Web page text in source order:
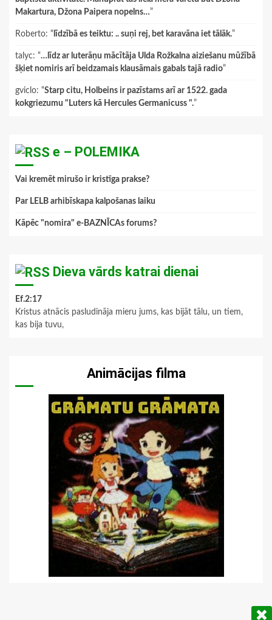
Makartura, Džona Paipera nopelns…”
Roberto: “ līdzībā es teiktu: .. suņi rej, bet karavāna iet tālāk.”
talyc: “…līdz ar luterāņu mācītāja Ulda Rožkalna aiziešanu mūžībā
šķiet nomiris arī beidzamais klausāmais gabals tajā radio”
gviclo: “Starp citu, Holbeins ir pazīstams arī ar 1522. gada
kokgriezumu "Luters kā Hercules Germanicuss ".”
e – POLEMIKA
Vai kremēt mirušo ir kristīga prakse?
Par LELB arhibīskapa kalpošanas laiku
Kāpēc "nomira" e-BAZNĪCAs forums?
Dieva vārds katrai dienai
Ef.2:17
Kristus atnācis pasludināja mieru jums, kas bijāt tālu, un tiem,
kas bija tuvu,
Animācijas filma